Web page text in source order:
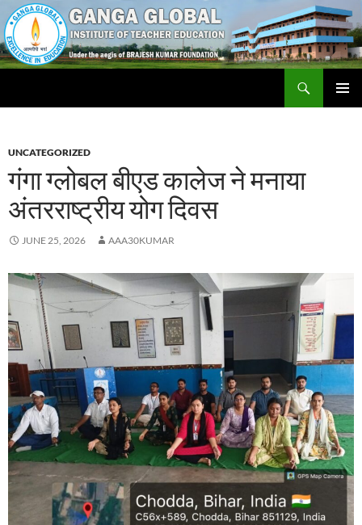
Skip
to
content
UNCATEGORIZED
गंगा ग्लोबल बीएड कालेज ने मनाया
अंतरराष्ट्रीय योग दिवस
JUNE 25, 2026 AAA30KUMAR